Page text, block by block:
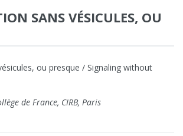
SANS VÉSICULES, OU
ou presque / Signaling without
de France, CIRB, Paris